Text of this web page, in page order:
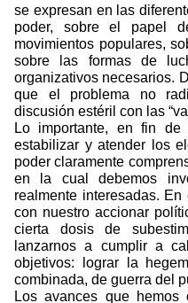
se expresan en las
poder, sobre el papel
movimientos populares,
sobre las formas de
organizativos necesarios.
que el problema no
discusión estéril con las
Lo importante, en fin de
estabilizar y atender los
poder claramente
en la cual debemos
realmente interesadas.
con nuestro accionar
cierta dosis de
lanzarnos a cumplir a
objetivos: lograr la
combinada, de guerra del
Los avances que